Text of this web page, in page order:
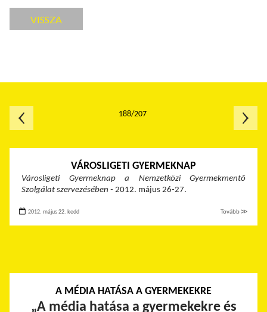
VISSZA
VÁROSLIGETI GYERMEKNAP
Városligeti Gyermeknap a Nemzetközi Gyermekmentő
Szolgálat szervezésében - 2012. május 26-27.
2012. május 22. kedd Tovább ≫
A MÉDIA HATÁSA A GYERMEKEKRE
„A média hatása a gyermekekre és
188/207